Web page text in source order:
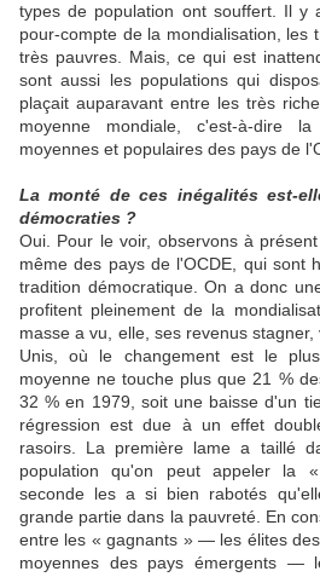
types de population ont souffert. Il y
pour-compte de la mondialisation, les
très pauvres. Mais, ce qui est
sont aussi les populations qui
plaçait auparavant entre les très
moyenne mondiale, c'est-à-dire
moyennes et populaires des pays de
La monté de ces inégalités est-
démocraties ?
Oui. Pour le voir, observons à
même des pays de l'OCDE, qui sont
tradition démocratique. On a donc
profitent pleinement de la
masse a vu, elle, ses revenus
Unis, où le changement est le
moyenne ne touche plus que 21 %
32 % en 1979, soit une baisse d'un
régression est due à un effet
rasoirs. La première lame a taillé
population qu'on peut appeler la
seconde les a si bien rabotés
grande partie dans la pauvreté. En
entre les « gagnants » — les élites
moyennes des pays émergents —